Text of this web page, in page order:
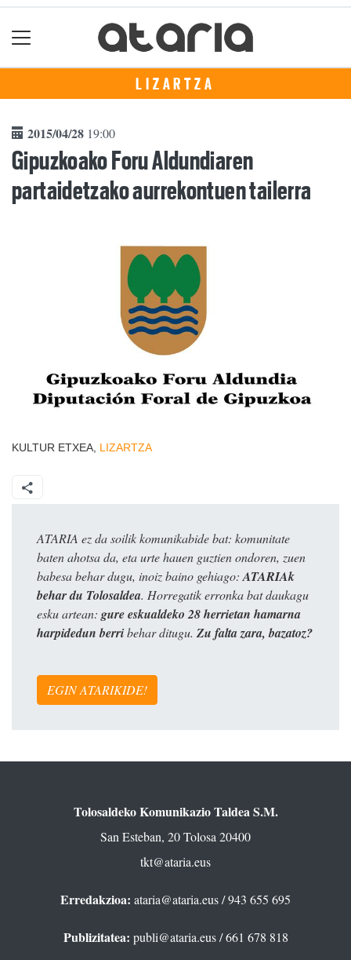
LIZARTZA
2015/04/28 19:00
Gipuzkoako Foru Aldundiaren
partaidetzako aurrekontuen tailerra
KULTUR ETXEA, LIZARTZA
ATARIA ez da soilik komunikabide bat: komunitate
baten ahotsa da, eta urte hauen guztien ondoren, zuen
babesa behar dugu, inoiz baino gehiago: ATARIAk
behar du Tolosaldea. Horregatik erronka bat daukagu
esku artean: gure eskualdeko 28 herrietan hamarna
harpidedun berribehar ditugu. Zu falta zara, bazatoz?
EGIN ATARIKIDE!
Tolosaldeko Komunikazio Taldea S.M.
San Esteban, 20 Tolosa 20400
tkt@ataria.eus
Erredakzioa: ataria@ataria.eus/ 943 655 695
Publizitatea: publi@ataria.eus/ 661 678 818